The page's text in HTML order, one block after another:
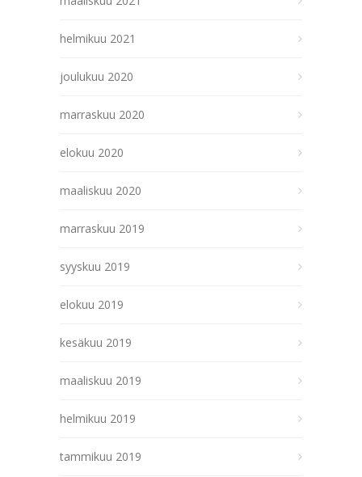
helmikuu 2021
joulukuu 2020
marraskuu 2020
elokuu 2020
maaliskuu 2020
marraskuu 2019
syyskuu 2019
elokuu 2019
kesäkuu 2019
maaliskuu 2019
helmikuu 2019
tammikuu 2019